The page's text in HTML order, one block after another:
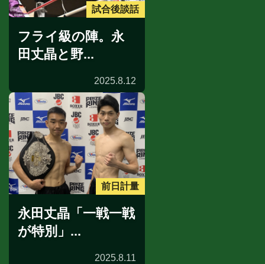
試合後談話
フライ級の陣。永
田丈晶と野...
2025.8.12
前日計量
永田丈晶「一戦一戦
が特別」...
2025.8.11